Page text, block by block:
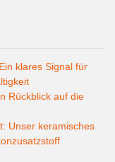
klares Signal für
Rückblick auf die
Unser keramisches